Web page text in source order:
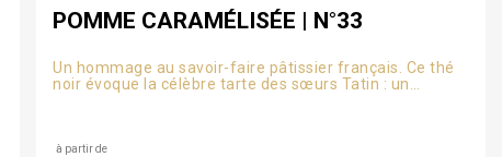
POMME CARAMÉLISÉE | N°33
Un hommage au savoir-faire pâtissier français. Ce thé
noir évoque la célèbre tarte des sœurs Tatin : un
à partir de